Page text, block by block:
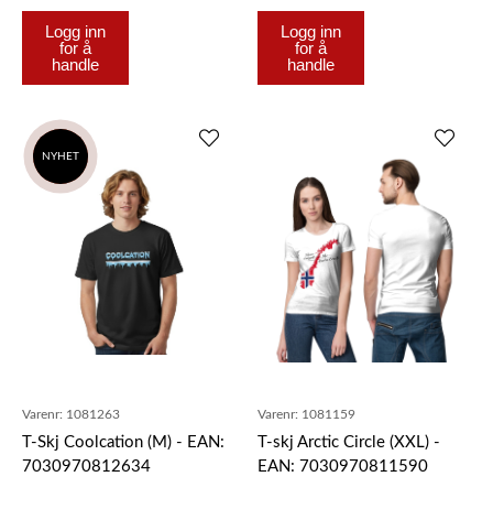
Logg inn
for å
handle
Logg inn
for å
handle
SALG
NYHET
Varenr: 1081263
T-Skj Coolcation (M) - EAN:
7030970812634
Varenr: 1081159
T-skj Arctic Circle (XXL) -
EAN: 7030970811590